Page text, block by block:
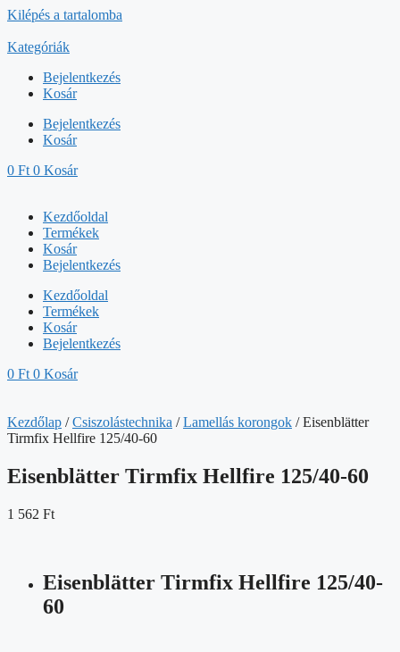
Kilépés a tartalomba
Kategóriák
Bejelentkezés
Kosár
Bejelentkezés
Kosár
0 Ft 0 Kosár
Kezdőoldal
Termékek
Kosár
Bejelentkezés
Kezdőoldal
Termékek
Kosár
Bejelentkezés
0 Ft 0 Kosár
Kezdőlap /Csiszolástechnika /Lamellás korongok / Eisenblätter
Tirmfix Hellfire 125/40-60
Eisenblätter Tirmfix Hellfire 125/40-60
1 562 Ft
Eisenblätter Tirmfix Hellfire 125/40-
60